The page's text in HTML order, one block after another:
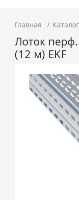
Главная
Лоток
(12 м) EKF